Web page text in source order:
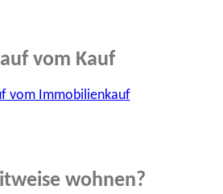
vom Kauf
wohnen?